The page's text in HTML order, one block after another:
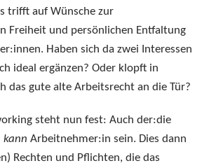
trifft auf Wünsche zur
Freiheit und persönlichen Entfaltung
Haben sich da zwei Interessen
ideal ergänzen? Oder klopft in
das gute alte Arbeitsrecht an die Tür?
steht nun fest: Auch der:die
kann Arbeitnehmer:in sein. Dies dann
Rechten und Pflichten, die das